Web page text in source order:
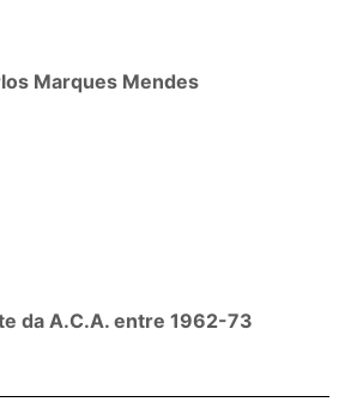
Marques Mendes
da A.C.A. entre 1962-73